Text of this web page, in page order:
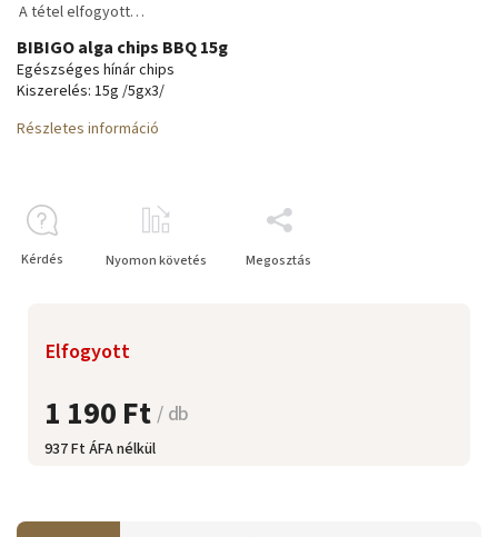
1 190 Ft/ db
937 Ft ÁFA nélkül
Elfogyott
A tétel elfogyott…
BIBIGO alga chips BBQ 15g
Egészséges hínár chips
Kiszerelés: 15g /5gx3/
Részletes információ
Kérdés Nyomon követés Megosztás